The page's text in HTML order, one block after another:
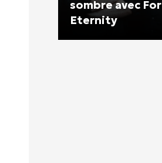
sombre avec For
Eternity